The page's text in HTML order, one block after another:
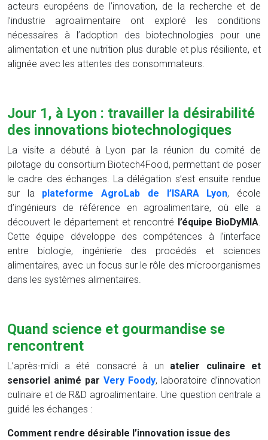
acteurs européens de l’innovation, de la recherche et de
l’industrie agroalimentaire ont exploré les conditions
nécessaires à l’adoption des biotechnologies pour une
alimentation et une nutrition plus durable et plus résiliente, et
alignée avec les attentes des consommateurs.
Jour 1, à Lyon : travailler la désirabilité
des innovations biotechnologiques
La visite a débuté à Lyon par la réunion du comité de
pilotage du consortium Biotech4Food, permettant de poser
le cadre des échanges. La délégation s’est ensuite rendue
sur la plateforme AgroLab de l’ISARA Lyon, école
d’ingénieurs de référence en agroalimentaire, où elle a
découvert le département et rencontré l’équipe BioDyMIA.
Cette équipe développe des compétences à l’interface
entre biologie, ingénierie des procédés et sciences
alimentaires, avec un focus sur le rôle des microorganismes
dans les systèmes alimentaires.
Quand science et gourmandise se
rencontrent
L’après-midi a été consacré à un atelier culinaire et
sensoriel animé par Very Foody, laboratoire d’innovation
culinaire et de R&D agroalimentaire. Une question centrale a
guidé les échanges :
Comment rendre désirable l’innovation issue des